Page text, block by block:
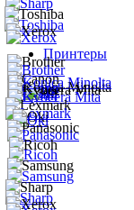
Принтеры